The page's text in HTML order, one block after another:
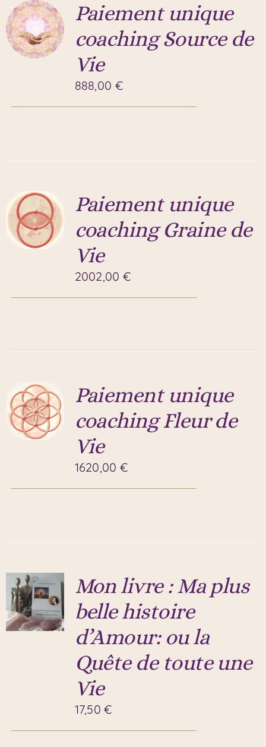
Paiement unique
coaching Source de
Vie
888,00 €
Paiement unique
coaching Graine de
Vie
2002,00 €
Paiement unique
coaching Fleur de
Vie
1620,00 €
Mon livre : Ma plus
belle histoire
d’Amour: ou la
Quête de toute une
Vie
17,50€